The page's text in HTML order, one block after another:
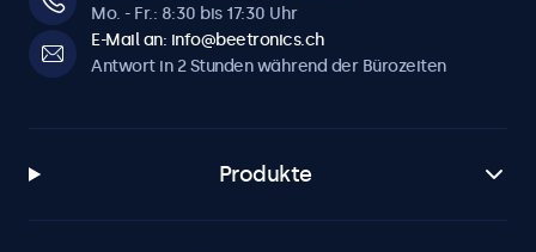
Mo. - Fr.: 8:30 bis 17:30 Uhr
E-Mail an: info@beetronics.ch
Antwort in 2 Stunden während der Bürozeiten
Produkte